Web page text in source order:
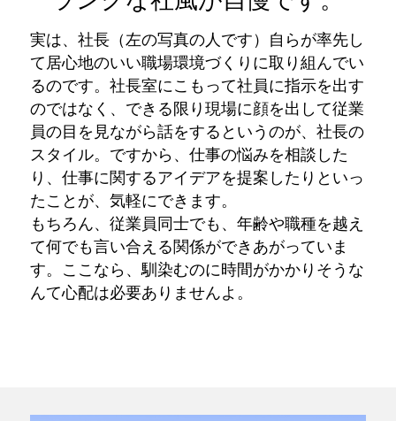
実は、社長（左の写真の人です）自らが率先し
て居心地のいい職場環境づくりに取り組んでい
るのです。社長室にこもって社員に指示を出す
のではなく、できる限り現場に顔を出して従業
員の目を見ながら話をするというのが、社長の
スタイル。ですから、仕事の悩みを相談した
り、仕事に関するアイデアを提案したりといっ
たことが、気軽にできます。
もちろん、従業員同士でも、年齢や職種を越え
て何でも言い合える関係ができあがっていま
す。ここなら、馴染むのに時間がかかりそうな
んて心配は必要ありませんよ。